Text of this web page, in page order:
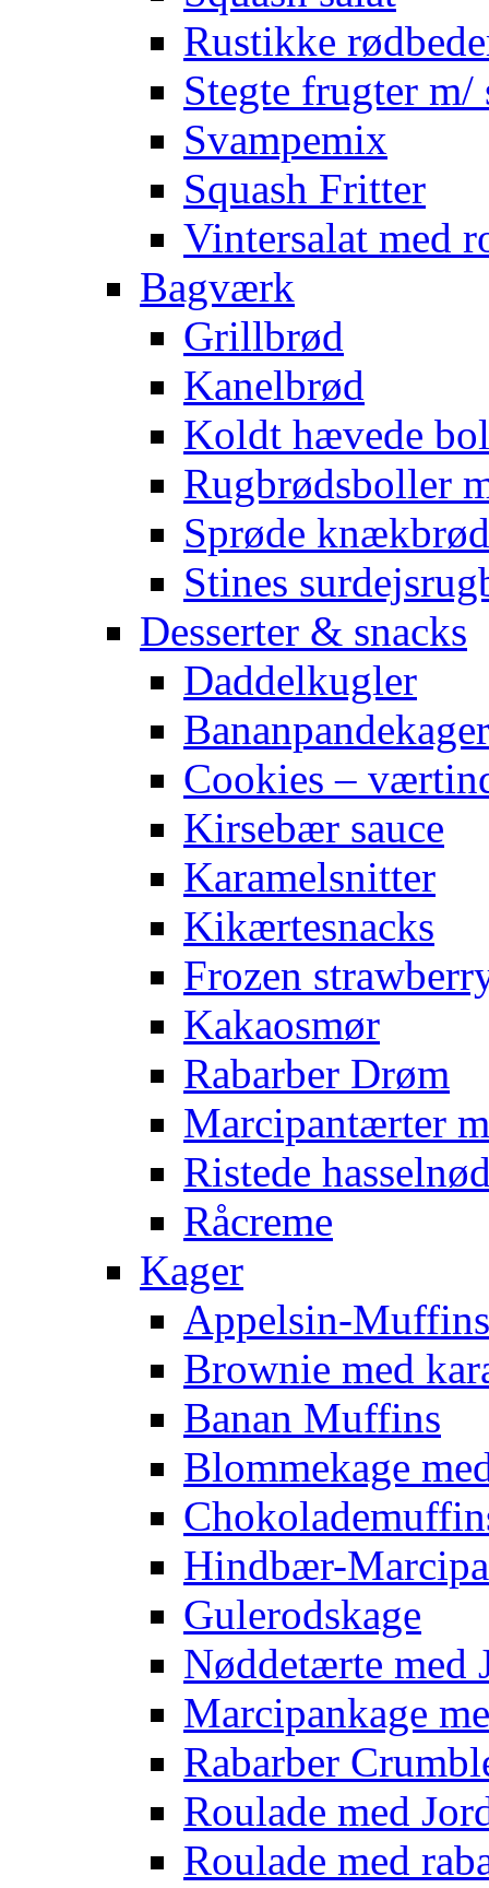
Rustikke
Stegte frugter m/
Svampemix
Squash Fritter
Vintersalat med
Bagværk
Grillbrød
Kanelbrød
Koldt hævede
Rugbrødsboller
Sprøde knækbrød
Stines
Desserter & snacks
Daddelkugler
Bananpandekager
Cookies –
Kirsebær sauce
Karamelsnitter
Kikærtesnacks
Frozen
Kakaosmør
Rabarber Drøm
Marcipantærter
Ristede
Råcreme
Kager
Appelsin-Muffins
Brownie med
Banan Muffins
Blommekage
Hindbær-
Gulerodskage
Nøddetærte med
Marcipankage
Rabarber
Roulade med
Roulade med